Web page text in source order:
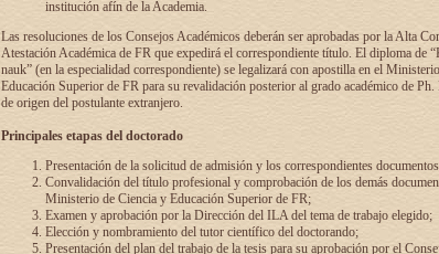
institución afín de la Academia.
Las resoluciones de los Consejos Académicos deberán ser aprobadas por la Alta
Atestación Académica de FR que expedirá el correspondiente título. El diploma de
nauk” (en la especialidad correspondiente) se legalizará con apostilla en el
Educación Superior de FR para su revalidación posterior al grado académico de Ph.
de origen del postulante extranjero.
Principales etapas del doctorado
Presentación de la solicitud de admisión y los correspondientes
Convalidación del título profesional y comprobación de los demás
Ministerio de Ciencia y Educación Superior de FR;
Examen y aprobación por la Dirección del ILA del tema de trabajo elegido;
Elección y nombramiento del tutor científico del doctorando;
Presentación del plan del trabajo de la tesis para su aprobación por el